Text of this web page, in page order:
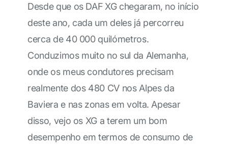
Desde que os DAF XG chegaram, no início
deste ano, cada um deles já percorreu
cerca de 40 000 quilómetros.
Conduzimos muito no sul da Alemanha,
onde os meus condutores precisam
realmente dos 480 CV nos Alpes da
Baviera e nas zonas em volta. Apesar
disso, vejo os XG a terem um bom
desempenho em termos de consumo de